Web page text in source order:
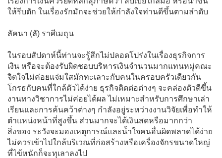
ให้รีบตัก ในเรื่องรักมักจะช่วยให้กำลังใจท่านดีขึ้นตามลำดับ
ลัคนา (ลั) ราศีเมถุน
ในรอบสัปดาห์นี้ท่านจะรู้สึกไม่ปลอดโปร่งในเรื่องธุรกิจการ
เงิน หรือจะต้องรับผิดชอบบริหารเงินจำนวนมากแทนหมู่คณะ
จิตใจไม่ค่อยแจ่มใสมักทะเลาะกับคนในครอบครัวเดียวกัน
โกรธกับคนที่ใกล้ตัวได้ง่าย ธุรกิจติดต่อต่างๆ จะคล่องตัวดีขึ้น
งานทางวิชาการไม่ค่อยได้ผล ไม่เหมาะสำหรับการศึกษาเล่า
เรียนและการค้นคว้าต่างๆ กำลังอยู่ระหว่างงานวิจัยเพื่อทำให้
ตำแหน่งหน้าที่สูงขึ้น ส่วนมากจะได้เงินสดหรือมากกว่า
สิ่งของ ระวังจะมองเหตุการณ์และน้ำใจคนอื่นผิดพลาดได้ง่าย
ไม่ควรเข้าไปใกล้บริเวณที่ก่อสร้างหรือเครื่องจักรขนาดใหญ่
ที่ไข้หนักก็จะทุเลาลงไป